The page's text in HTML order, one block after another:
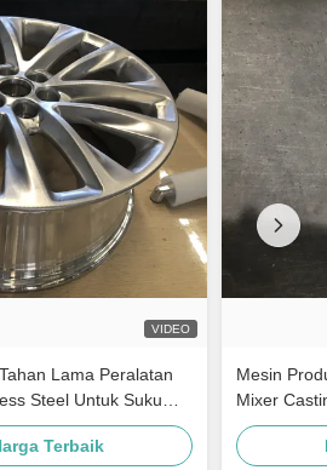
VIDEO
Lama Peralatan
Steel Untuk Suku
Terbaik
Mesin
Mixer